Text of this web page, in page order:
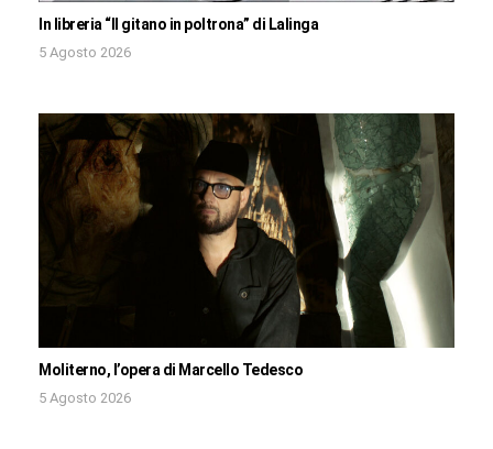
In libreria “Il gitano in poltrona” di Lalinga
5 Agosto 2026
Moliterno, l’opera di Marcello Tedesco
5 Agosto 2026